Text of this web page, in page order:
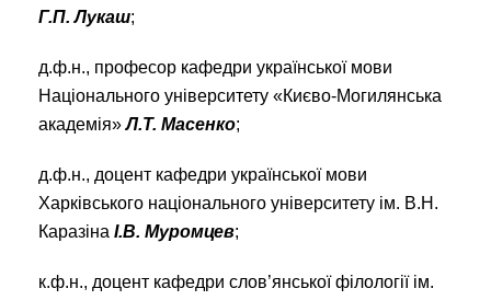
Г.П. Лукаш;
д.ф.н., професор кафедри української мови
Національного університету «Києво-Могилянська
академія»Л.Т. Масенко;
д.ф.н., доцент кафедри української мови
Харківського національного університету ім. В.Н.
Каразіна І.В. Муромцев;
к.ф.н., доцент кафедри слов’янської філології ім.